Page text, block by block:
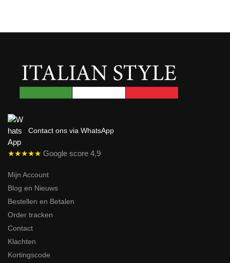
Contact ons via WhatsApp
★★★★★ Google score 4,9
Mijn Account
Blog en Nieuws
Bestellen en Betalen
Order tracken
Contact
Klachten
Kortingscode